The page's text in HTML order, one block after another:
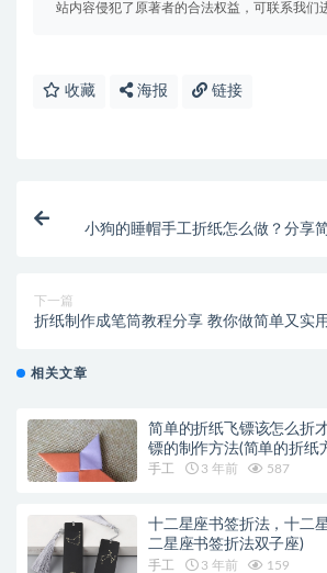
站内容侵犯了原著者的合法权益，可联系我们
收藏 海报 链接
小狗的睡帽手工折纸怎么做？分享
下一篇
折纸制作成笔筒教程分享 教你做简单又实
相关文章
简单的折纸飞镖该怎么折
镖的制作方法(简单的折纸
手工 3 年前 587
十二星座书签折法，十二
二星座书签折法双子座)
手工 3 年前 159